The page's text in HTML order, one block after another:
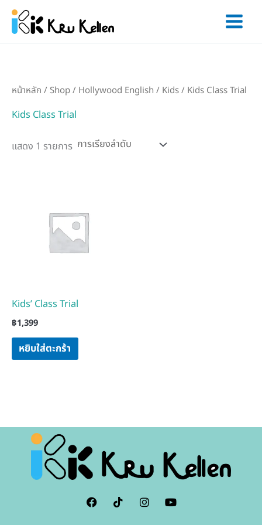
Skip
content
หน้าหลัก / Shop/ Hollywood English / Kids/ Kids Class Trial
Kids Class Trial
แสดง 1 รายการ
Kids’ Class Trial
฿1,399
หยิบใส่ตะกร้า
F
a
I
c
I
n
Y
o